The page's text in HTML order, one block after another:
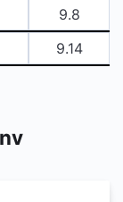
9.8
9.14